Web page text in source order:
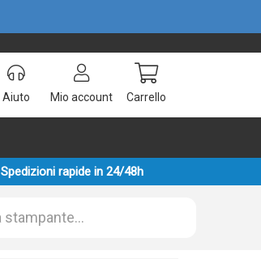
Aiuto Mio account Carrello
Spedizioni rapide in 24/48h